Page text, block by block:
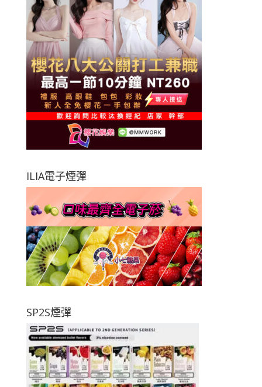
ILIA電子煙彈
SP2S煙彈